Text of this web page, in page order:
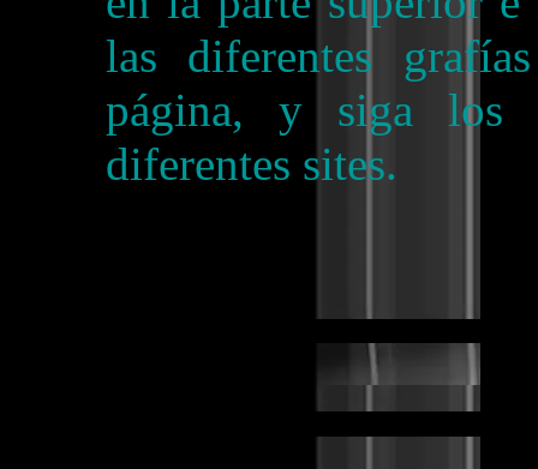
las diferentes
página, y siga los
diferentes sites.